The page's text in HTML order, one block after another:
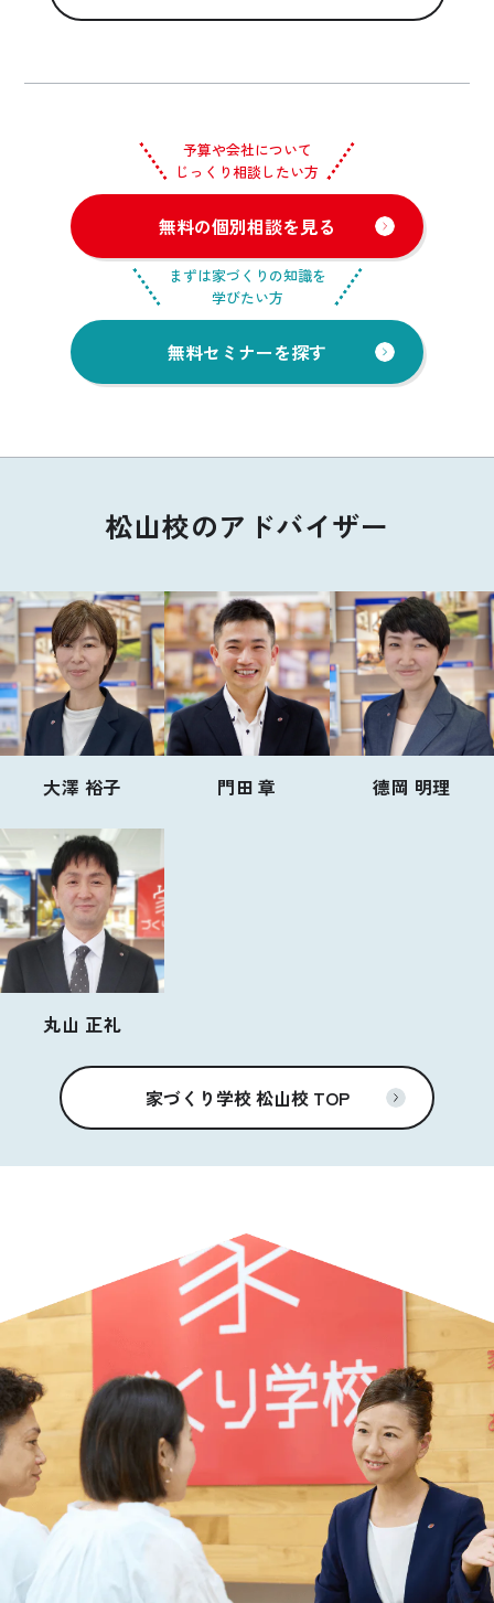
予算や会社について
じっくり相談したい方
無料の個別相談を見る
まずは家づくりの知識を
学びたい方
無料セミナーを探す
松山校のアドバイザー
大澤 裕子 門田 章 德岡 明理
丸山 正礼
家づくり学校 松山校 TOP